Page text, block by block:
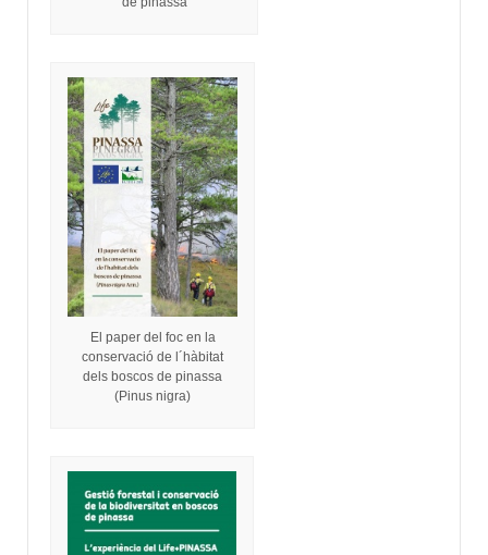
El paper del foc en la
conservació de l´hàbitat
dels boscos de pinassa
(Pinus nigra)